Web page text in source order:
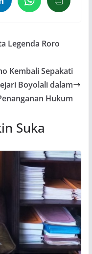
Legenda Roro
Kembali Sepakati
Boyolali dalam
Hukum
Suka